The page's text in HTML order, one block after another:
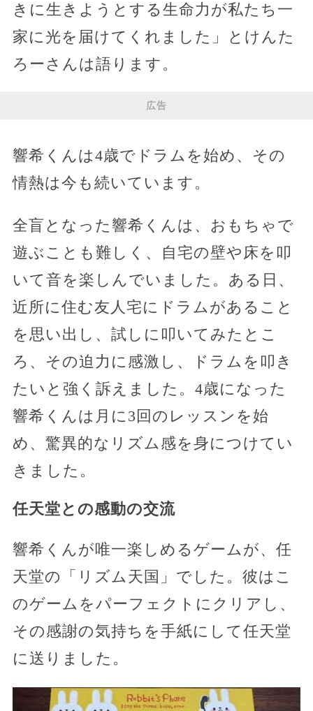
きに生きようとする生命力が私たち一
家に光を届けてくれました」とけんた
ろーさんは語ります。
広告
響希くんは4歳でドラムを始め、その
情熱は今も続いています。
全盲となった響希くんは、おもちゃで
遊ぶことも難しく、自宅の壁や床を叩
いて音を楽しんでいました。ある日、
近所に住む友人宅にドラムがあること
を思い出し、試しに叩いてみたとこ
ろ、その迫力に感激し、ドラムを叩き
たいと強く訴えました。4歳になった
響希くんは月に3回のレッスンを始
め、驚異的なリズム感を身につけてい
きました。
任天堂との感動の交流
響希くんが唯一楽しめるゲームが、任
天堂の「リズム天国」でした。彼はこ
のゲームをパーフェクトにクリアし、
その感謝の気持ちを手紙にして任天堂
に送りました。